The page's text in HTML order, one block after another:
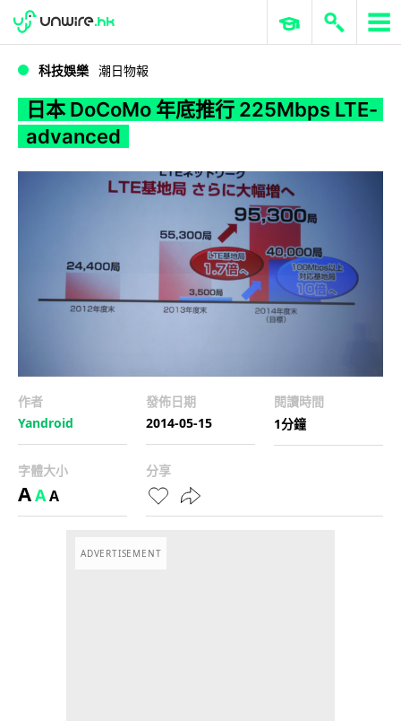
WWDC 2026 ERP 與商業 AI
科技娛樂 潮日物報
日本 DoCoMo 年底推行 225Mbps LTE-
advanced
作者
Yandroid
發佈日期
2014-05-15
閱讀時間
1分鐘
字體大小
AAA
分享
ADVERTISEMENT